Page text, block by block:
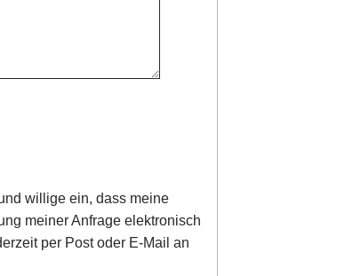
willige ein, dass meine
meiner Anfrage elektronisch
per Post oder E-Mail an